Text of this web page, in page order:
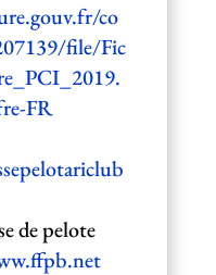
co
file/Fic
FR
de pelote